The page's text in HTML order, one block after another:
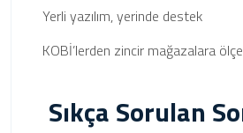
Yerli yazılım, yerinde destek
KOBİ’lerden zincir mağazalara
Sıkça Sorulan